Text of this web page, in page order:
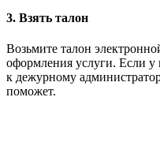
3. Взять талон
Возьмите талон
оформления услуги. Если у
к дежурному
поможет.